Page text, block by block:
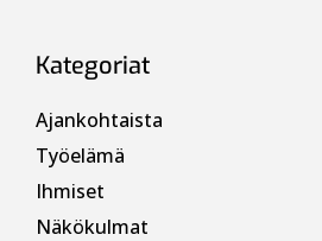
Kategoriat
Ajankohtaista
Työelämä
Ihmiset
Näkökulmat